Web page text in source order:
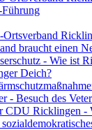
Ortsverband
braucht einen
- Wie ist
Deich?
- Besuch des
CDU Ricklingen -